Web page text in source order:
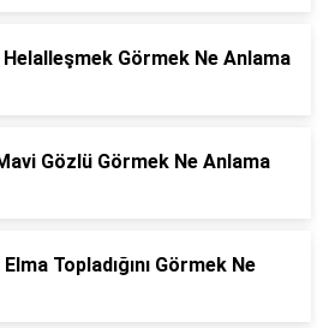
Görmek Ne Anlama
Gözlü Görmek Ne Anlama
Topladığını Görmek Ne